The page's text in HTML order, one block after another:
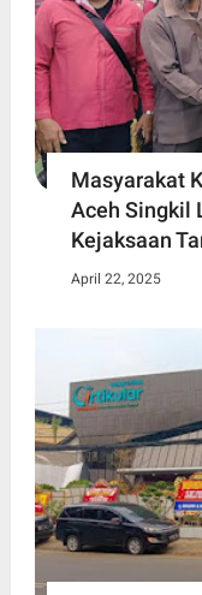
Masyarakat
Aceh Singkil
Kejaksaan
April 22, 2025